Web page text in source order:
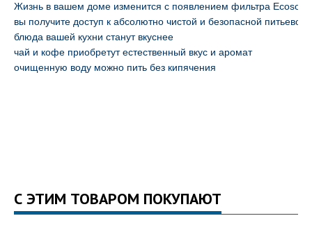
Жизнь в вашем доме изменится с появлением фильтра Ecosoft,
вы получите доступ к абсолютно чистой и безопасной питьевой
блюда вашей кухни станут вкуснее
чай и кофе приобретут естественный вкус и аромат
очищенную воду можно пить без кипячения
С ЭТИМ ТОВАРОМ ПОКУПАЮТ